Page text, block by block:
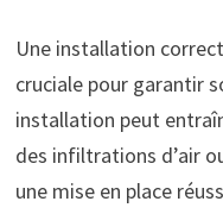
Une installation
cruciale pour garantir
installation peut
des infiltrations d’air
une mise en place